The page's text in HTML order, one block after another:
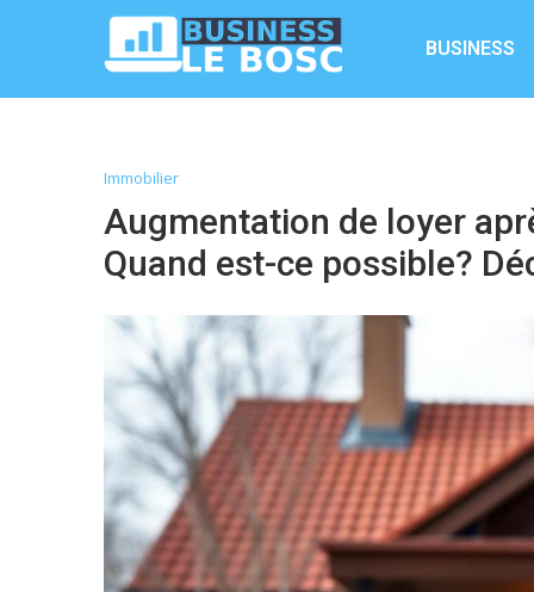
BUSINESS
Immobilier
Augmentation de loyer
Quand est-ce possible?